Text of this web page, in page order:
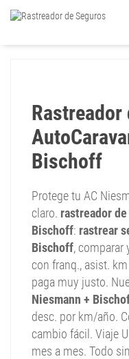
Rastreador
Bischoff
Protege tu AC
claro. rastreador
Bischoff: rastrear
Bischoff, comparar
con franq., asist.
paga muy justo.
Niesmann +
desc. por km/año.
cambio fácil. Viaje
mes a mes. Todo